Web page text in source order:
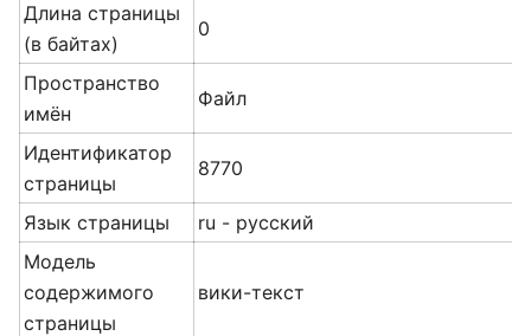
Длина страницы
(в байтах)
0
Пространство
имён
Файл
Идентификатор
страницы
8770
Язык страницы
ru - русский
Модель
содержимого
страницы
вики-текст